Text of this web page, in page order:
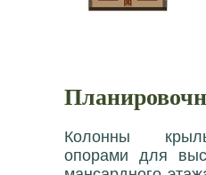
Колонны
опорами для